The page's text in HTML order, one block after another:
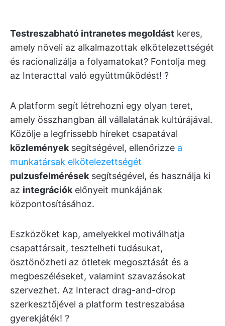
Testreszabható intranetes megoldást keres,
amely növeli az alkalmazottak elkötelezettségét
és racionalizálja a folyamatokat? Fontolja meg
az Interacttal való együttműködést! ?
A platform segít létrehozni egy olyan teret,
amely összhangban áll vállalatának kultúrájával.
Közölje a legfrissebb híreket csapatával
közlemények segítségével, ellenőrizze a
munkatársak elkötelezettségét
pulzusfelmérések segítségével, és használja ki
az integrációk előnyeit munkájának
központosításához.
Eszközöket kap, amelyekkel motiválhatja
csapattársait, tesztelheti tudásukat,
ösztönözheti az ötletek megosztását és a
megbeszéléseket, valamint szavazásokat
szervezhet. Az Interact drag-and-drop
szerkesztőjével a platform testreszabása
gyerekjáték! ?